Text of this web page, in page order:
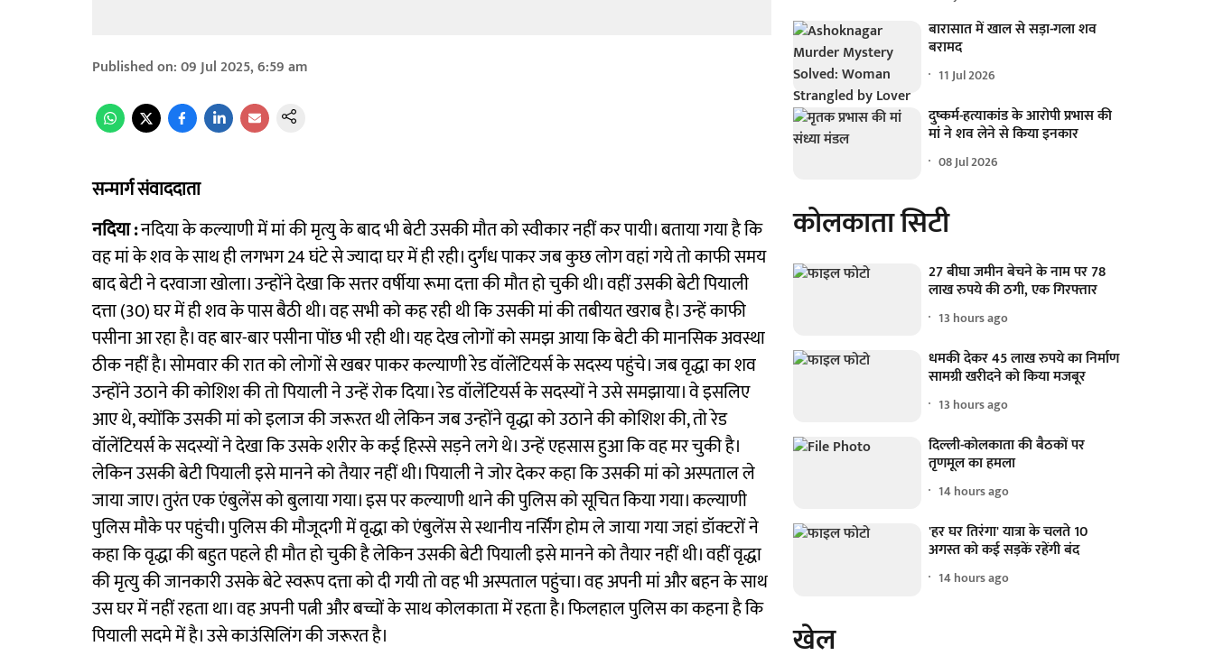
Published on:09 Jul 2025, 6:59 am
सन्मार्ग संवाददाता
नदिया :नदिया के कल्याणी में मां की मृत्यु के बाद भी बेटी उसकी मौत को स्वीकार नहीं कर पायी। बताया गया है कि
वह मां के शव के साथ ही लगभग 24 घंटे से ज्यादा घर में ही रही। दुर्गंध पाकर जब कुछ लोग वहां गये तो काफी समय
बाद बेटी ने दरवाजा खोला। उन्होंने देखा कि सत्तर वर्षीया रूमा दत्ता की मौत हो चुकी थी। वहीं उसकी बेटी पियाली
दत्ता (30) घर में ही शव के पास बैठी थी। वह सभी को कह रही थी कि उसकी मां की तबीयत खराब है। उन्हें काफी
पसीना आ रहा है। वह बार-बार पसीना पोंछ भी रही थी। यह देख लोगों को समझ आया कि बेटी की मानसिक अवस्था
ठीक नहीं है। सोमवार की रात को लोगों से खबर पाकर कल्याणी रेड वॉलेंटियर्स के सदस्य पहुंचे। जब वृद्धा का शव
उन्होंने उठाने की कोशिश की तो पियाली ने उन्हें रोक दिया। रेड वॉलेंटियर्स के सदस्यों ने उसे समझाया। वे इसलिए
आए थे, क्योंकि उसकी मां को इलाज की जरूरत थी लेकिन जब उन्होंने वृद्धा को उठाने की कोशिश की, तो रेड
वॉलेंटियर्स के सदस्यों ने देखा कि उसके शरीर के कई हिस्से सड़ने लगे थे। उन्हें एहसास हुआ कि वह मर चुकी है।
लेकिन उसकी बेटी पियाली इसे मानने को तैयार नहीं थी। पियाली ने जोर देकर कहा कि उसकी मां को अस्पताल ले
जाया जाए। तुरंत एक एंबुलेंस को बुलाया गया। इस पर कल्याणी थाने की पुलिस को सूचित किया गया। कल्याणी
पुलिस मौके पर पहुंची। पुलिस की मौजूदगी में वृद्धा को एंबुलेंस से स्थानीय नर्सिंग होम ले जाया गया जहां डॉक्टरों ने
कहा कि वृद्धा की बहुत पहले ही मौत हो चुकी है लेकिन उसकी बेटी पियाली इसे मानने को तैयार नहीं थी। वहीं वृद्धा
की मृत्यु की जानकारी उसके बेटे स्वरूप दत्ता को दी गयी तो वह भी अस्पताल पहुंचा। वह अपनी मां और बहन के साथ
उस घर में नहीं रहता था। वह अपनी पत्नी और बच्चों के साथ कोलकाता में रहता है। फिलहाल पुलिस का कहना है कि
पियाली सदमे में है। उसे काउंसिलिंग की जरूरत है।
बारासात में खाल से सड़ा-गला शव
बरामद
11 Jul 2026
दुष्कर्म-हत्याकांड के आरोपी प्रभास की
मां ने शव लेने से किया इनकार
08 Jul 2026
कोलकाता सिटी
27 बीघा जमीन बेचने के नाम पर 78
लाख रुपये की ठगी, एक गिरफ्तार
13 hours ago
धमकी देकर 45 लाख रुपये का निर्माण
सामग्री खरीदने को किया मजबूर
13 hours ago
दिल्ली-कोलकाता की बैठकों पर
तृणमूल का हमला
14 hours ago
'हर घर तिरंगा' यात्रा के चलते 10
अगस्त को कई सड़कें रहेंगी बंद
14 hours ago
खेल